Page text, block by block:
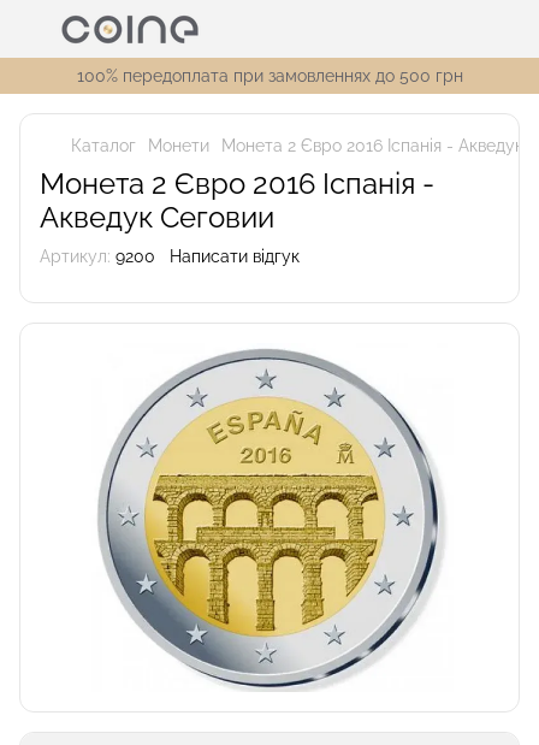
100% передоплата при замовленнях до 500 грн
Каталог Монети Монета 2 Євро 2016 Іспанія - Акведук
Монета 2 Євро 2016 Іспанія -
Акведук Сеговии
Артикул: 9200 Написати відгук